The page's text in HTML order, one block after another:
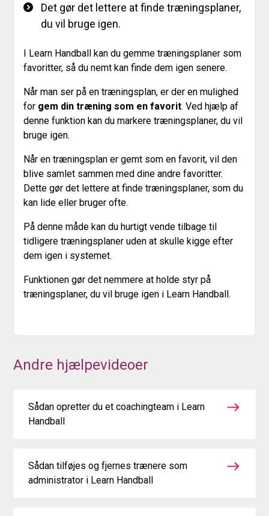
Det gør det lettere at finde træningsplaner,
du vil bruge igen.
I Learn Handball kan du gemme træningsplaner som
favoritter, så du nemt kan finde dem igen senere.
Når man ser på en træningsplan, er der en mulighed
for gem din træning som en favorit. Ved hjælp af
denne funktion kan du markere træningsplaner, du vil
bruge igen.
Når en træningsplan er gemt som en favorit, vil den
blive samlet sammen med dine andre favoritter.
Dette gør det lettere at finde træningsplaner, som du
kan lide eller bruger ofte.
På denne måde kan du hurtigt vende tilbage til
tidligere træningsplaner uden at skulle kigge efter
dem igen i systemet.
Funktionen gør det nemmere at holde styr på
træningsplaner, du vil bruge igen i Learn Handball.
Andre hjælpevideoer
Sådan opretter du et coachingteam i Learn
Handball
Sådan tilføjes og fjernes trænere som
administrator i Learn Handball